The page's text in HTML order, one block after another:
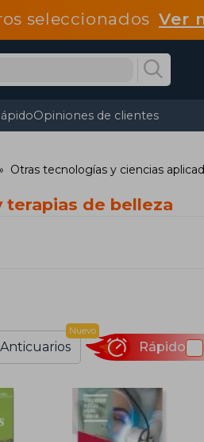
seleccionadosVer
Opiniones de clientes
Otras tecnologías y ciencias
terapias de belleza
Anticuarios
Nuevo
Rápido